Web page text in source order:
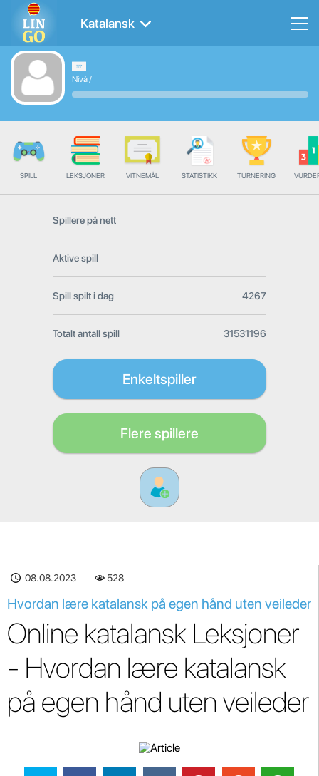
Katalansk
Nivå/
SPILL LEKSJONER VITNEMÅL STATISTIKK TURNERING
Spillere på nett
Aktive spill
Spill spilt i dag 4267
Totalt antall spill 31531196
Enkeltspiller
Flere spillere
08.08.2023 529
Hvordan lære katalansk på egen hånd uten veileder
Online katalansk Leksjoner
- Hvordan lære katalansk
på egen hånd uten veileder